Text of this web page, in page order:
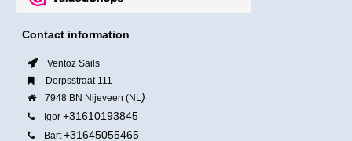
Contact information
Ventoz Sails
Dorpsstraat 111
7948 BN Nijeveen (NL)
Igor +31610193845
Bart+31645055465